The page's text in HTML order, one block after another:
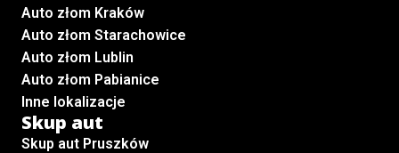
Auto złom Kraków
Auto złom Starachowice
Auto złom Lublin
Auto złom Pabianice
Inne lokalizacje
Skup aut
Skup aut Pruszków